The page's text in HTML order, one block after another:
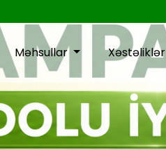
Məhsullar Xəstəliklər